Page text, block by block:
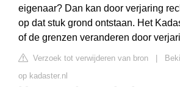
eigenaar? Dan kan door verjaring
op dat stuk grond ontstaan. Het
of de grenzen veranderen door
Verzoek tot verwijderen van bron
op kadaster.nl